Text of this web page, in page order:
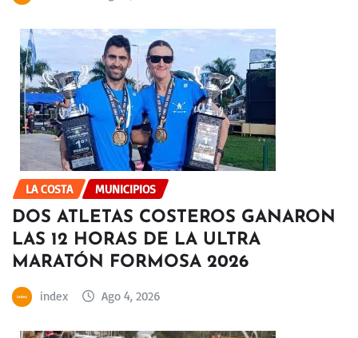
LA COSTA MUNICIPIOS
DOS ATLETAS COSTEROS GANARON
LAS 12 HORAS DE LA ULTRA
MARATÓN FORMOSA 2026
index Ago 4, 2026